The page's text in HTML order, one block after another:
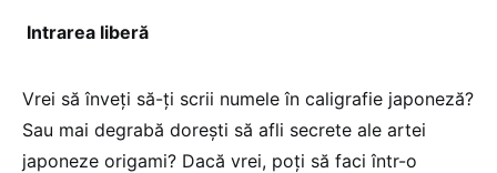
Intrarea liberă
Vrei să înveți să-ți scrii numele în caligrafie japoneză?
Sau mai degrabă dorești să afli secrete ale artei
japoneze origami? Dacă vrei, poți să faci într-o